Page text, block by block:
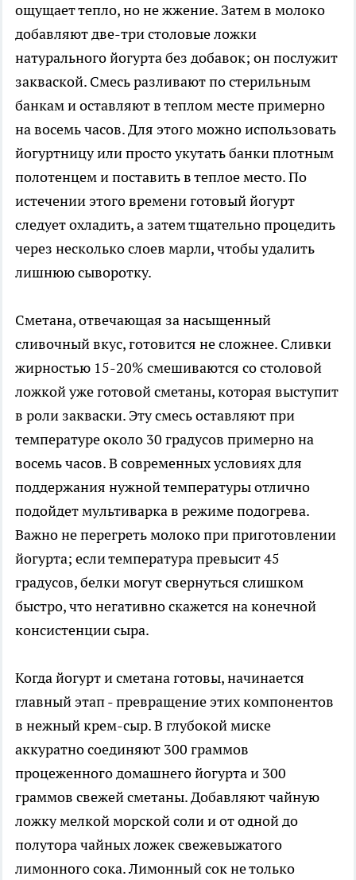
ощущает тепло, но не жжение. Затем в молоко
добавляют две-три столовые ложки
натурального йогурта без добавок; он послужит
закваской. Смесь разливают по стерильным
банкам и оставляют в теплом месте примерно
на восемь часов. Для этого можно использовать
йогуртницу или просто укутать банки плотным
полотенцем и поставить в теплое место. По
истечении этого времени готовый йогурт
следует охладить, а затем тщательно процедить
через несколько слоев марли, чтобы удалить
лишнюю сыворотку.
Сметана, отвечающая за насыщенный
сливочный вкус, готовится не сложнее. Сливки
жирностью 15-20% смешиваются со столовой
ложкой уже готовой сметаны, которая выступит
в роли закваски. Эту смесь оставляют при
температуре около 30 градусов примерно на
восемь часов. В современных условиях для
поддержания нужной температуры отлично
подойдет мультиварка в режиме подогрева.
Важно не перегреть молоко при приготовлении
йогурта; если температура превысит 45
градусов, белки могут свернуться слишком
быстро, что негативно скажется на конечной
консистенции сыра.
Когда йогурт и сметана готовы, начинается
главный этап - превращение этих компонентов
в нежный крем-сыр. В глубокой миске
аккуратно соединяют 300 граммов
процеженного домашнего йогурта и 300
граммов свежей сметаны. Добавляют чайную
ложку мелкой морской соли и от одной до
полутора чайных ложек свежевыжатого
лимонного сока. Лимонный сок не только